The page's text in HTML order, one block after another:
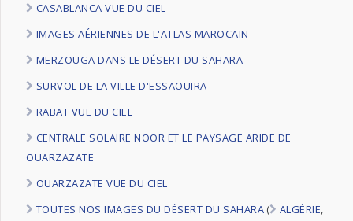
CASABLANCA VUE DU CIEL
IMAGES AÉRIENNES DE L'ATLAS MAROCAIN
MERZOUGA DANS LE DÉSERT DU SAHARA
SURVOL DE LA VILLE D'ESSAOUIRA
RABAT VUE DU CIEL
CENTRALE SOLAIRE NOOR ET LE PAYSAGE ARIDE DE
OUARZAZATE
OUARZAZATE VUE DU CIEL
TOUTES NOS IMAGES DU DÉSERT DU SAHARA ( ALGÉRIE,